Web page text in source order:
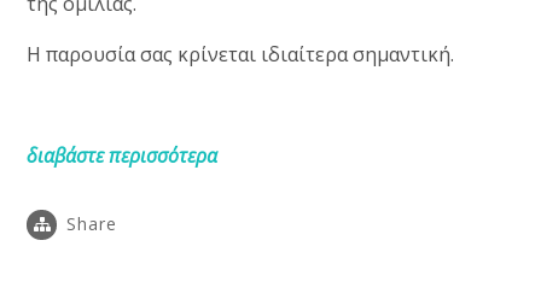
Η παρουσία σας κρίνεται ιδιαίτερα σημαντική.
διαβάστε περισσότερα
Share